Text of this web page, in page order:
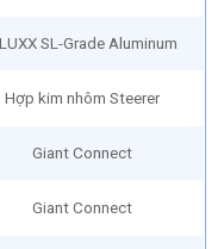
SL-Grade Aluminum
Hợp kim nhôm Steerer
Giant Connect
Giant Connect